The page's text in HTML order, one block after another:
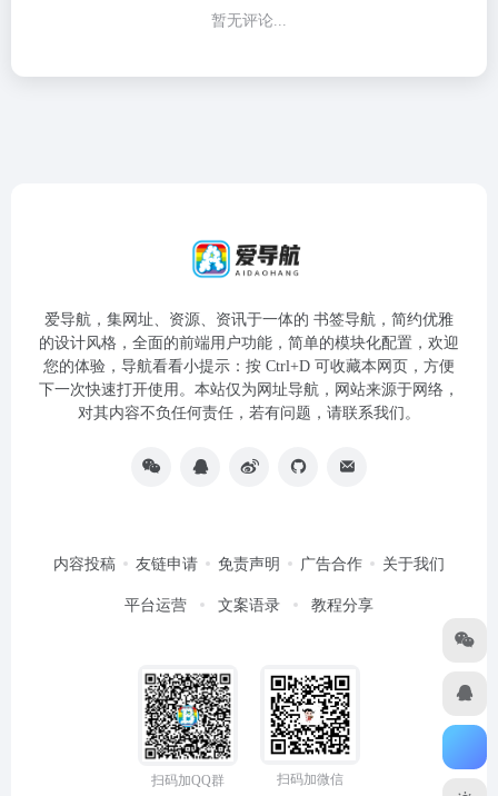
暂无评论...
爱导航，集网址、资源、资讯于一体的 书签导航，简约优雅
的设计风格，全面的前端用户功能，简单的模块化配置，欢迎
您的体验，导航看看小提示：按 Ctrl+D 可收藏本网页，方便
下一次快速打开使用。本站仅为网址导航，网站来源于网络，
对其内容不负任何责任，若有问题，请联系我们。
内容投稿 友链申请 免责声明 广告合作 关于我们
平台运营 文案语录 教程分享
扫码加QQ群 扫码加微信